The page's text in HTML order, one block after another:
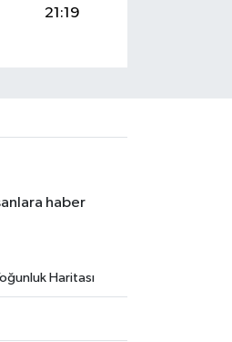
21:19
haber
Haritası